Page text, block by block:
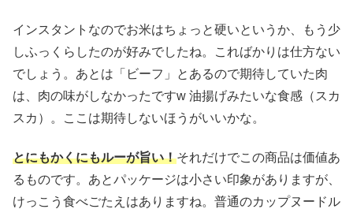
インスタントなのでお米はちょっと硬いというか、もう少
しふっくらしたのが好みでしたね。こればかりは仕方ない
でしょう。あとは「ビーフ」とあるので期待していた肉
は、肉の味がしなかったですw 油揚げみたいな食感（スカ
スカ）。ここは期待しないほうがいいかな。
とにもかくにもルーが旨い！それだけでこの商品は価値あ
るものです。あとパッケージは小さい印象がありますが、
けっこう食べごたえはありますね。普通のカップヌードル